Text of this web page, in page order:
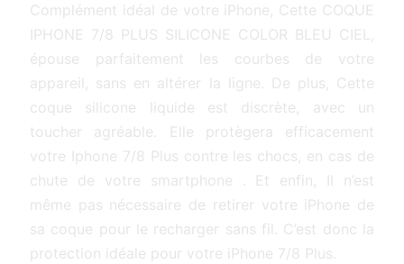
Complément idéal de votre iPhone, Cette COQUE
IPHONE 7/8 PLUS SILICONE COLOR BLEU CIEL,
épouse parfaitement les courbes de votre
appareil, sans en altérer la ligne. De plus, Cette
coque silicone liquide est discrète, avec un
toucher agréable. Elle protègera efficacement
votre Iphone 7/8 Plus contre les chocs, en cas de
chute de votre smartphone . Et enfin, Il n’est
même pas nécessaire de retirer votre iPhone de
sa coque pour le recharger sans fil. C’est donc la
protection idéale pour votre iPhone 7/8 Plus.